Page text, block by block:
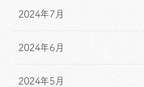
2024年7月
2024年6月
2024年5月